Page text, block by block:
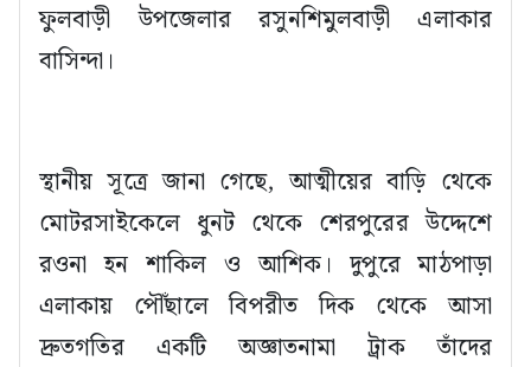
ফুলবাড়ী উপজেলার রসুনশিমুলবাড়ী এলাকার
বাসিন্দা।
স্থানীয় সূত্রে জানা গেছে, আত্মীয়ের বাড়ি থেকে
মোটরসাইকেলে ধুনট থেকে শেরপুরের উদ্দেশে
রওনা হন শাকিল ও আশিক। দুপুরে মাঠপাড়া
এলাকায় পৌঁছালে বিপরীত দিক থেকে আসা
দ্রুতগতির একটি অজ্ঞাতনামা ট্রাক তাঁদের